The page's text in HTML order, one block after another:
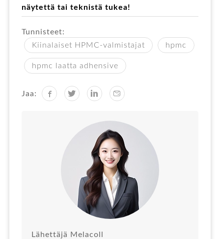
näytettä tai teknistä tukea!
Tunnisteet:
Kiinalaiset HPMC-valmistajat
hpmc
hpmc laatta adhensive
Jaa:
Lähettäjä Melacoll